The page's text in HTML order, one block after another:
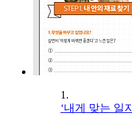
1.
‘내게 맞는 일